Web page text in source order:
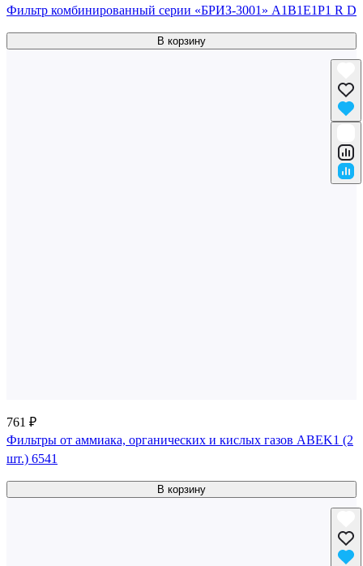
Фильтр комбинированный серии «БРИЗ-3001» A1B1E1P1 R D
В корзину
761 ₽
Фильтры от аммиака, органических и кислых газов ABEK1 (2
шт.) 6541
В корзину